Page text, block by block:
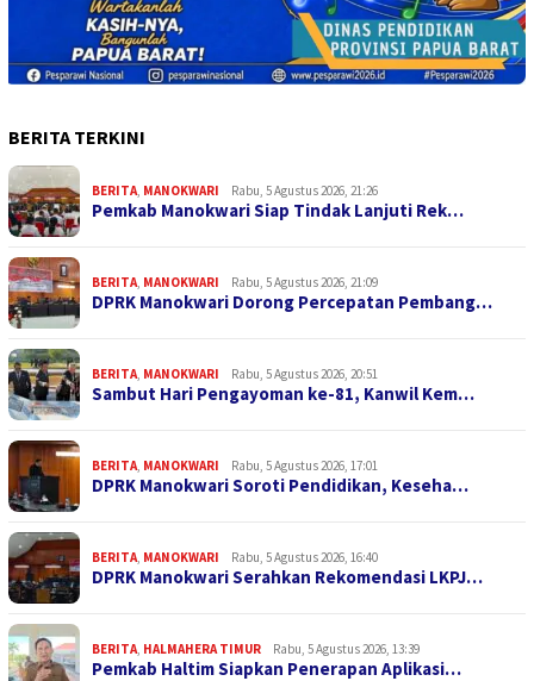
BERITA TERKINI
BERITA MANOKWARI Rabu, 5 Agustus 2026, 21:26
Pemkab Manokwari Siap Tindak Lanjuti Rek…
BERITA MANOKWARI Rabu, 5 Agustus 2026, 21:09
DPRK Manokwari Dorong Percepatan Pembang…
BERITA MANOKWARI Rabu, 5 Agustus 2026, 20:51
Sambut Hari Pengayoman ke-81, Kanwil Kem…
BERITA MANOKWARI Rabu, 5 Agustus 2026, 17:01
DPRK Manokwari Soroti Pendidikan, Keseha…
BERITA MANOKWARI Rabu, 5 Agustus 2026, 16:40
DPRK Manokwari Serahkan Rekomendasi LKPJ…
BERITA HALMAHERA TIMUR Rabu, 5 Agustus 2026, 13:39
Pemkab Haltim Siapkan Penerapan Aplikasi…